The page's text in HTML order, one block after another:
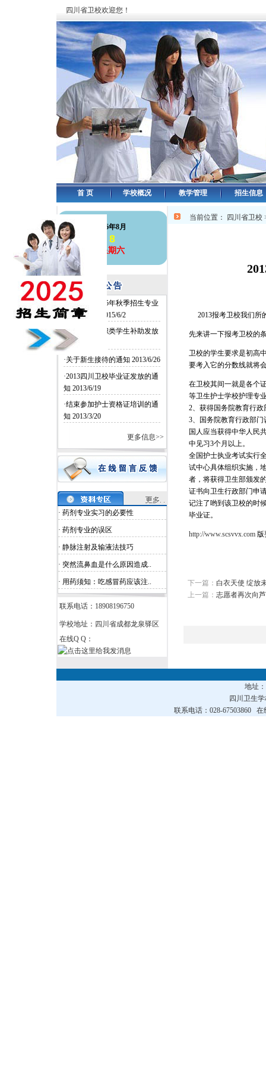
四川省卫校欢迎您！
首 页 学校概况 教学管理 招生信息
126年8月
8
星期六
·四川卫校2015年秋季招生专业
和名额确定
2015/6/2
·四川卫校中职类学生补助发放
2014/6/26
·关于新生接待的通知 2013/6/26
·2013四川卫校毕业证发放的通
知 2013/6/19
·结束参加护士资格证培训的通
知 2013/3/20
更多信息>>
· 药剂专业实习的必要性
· 药剂专业的误区
· 静脉注射及输液法技巧
· 突然流鼻血是什么原因造成..
· 用药须知：吃感冒药应该注..
联系电话：18908196750
学校地址：四川省成都龙泉驿区
在线Q Q：
当前位置： 四川省卫校
2013报考卫校我们所
先来讲一下报考卫校的
卫校的学生要求是初高
要考入它的分数线就将
在卫校其间一就是各个
等卫生护士学校护理专
2、获得国务院教育行
3、国务院教育行政部
国人应当获得中华人民
中见习3个月以上。
全国护士执业考试实行
试中心具体组织实施，
者，将获得卫生部颁发
证书向卫生行政部门申
记注了哟到该卫校的时
毕业证。
http://www.scsvvx.com版
下一篇： 白衣天使 绽放
上一篇： 志愿者再次向
地址
四川卫生
联系电话：028-67503860